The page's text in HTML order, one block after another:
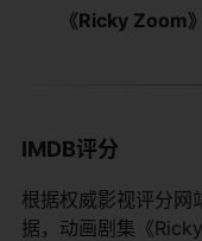
《Ricky Zoom
IMDB评分
根据权威影视评分网
据，动画剧集《